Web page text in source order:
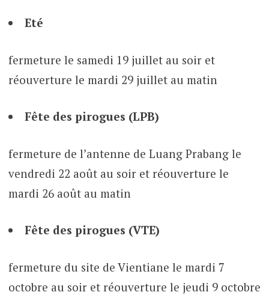
Eté
fermeture le samedi 19 juillet au soir et
réouverture le mardi 29 juillet au matin
Fête des pirogues (LPB)
fermeture de l’antenne de Luang Prabang le
vendredi 22 août au soir et réouverture le
mardi 26 août au matin
Fête des pirogues (VTE)
fermeture du site de Vientiane le mardi 7
octobre au soir et réouverture le jeudi 9 octobre